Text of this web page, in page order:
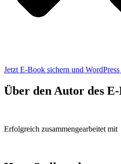
Jetzt E-Book sichern und
Über den Autor des
Erfolgreich zusammengearbeitet mit